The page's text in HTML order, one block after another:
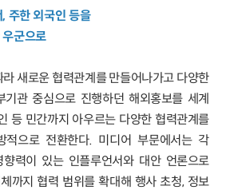
주한 외국인 등을
군으로
새로운 협력관계를 만들어나가고 다양한
기관 중심으로 진행하던 해외홍보를 세계
등 민간까지 아우르는 다양한 협력관계를
적으로 전환한다. 미디어 부문에서는 각
력이 있는 인플루언서와 대안 언론으로
까지 협력 범위를 확대해 행사 초청, 정보